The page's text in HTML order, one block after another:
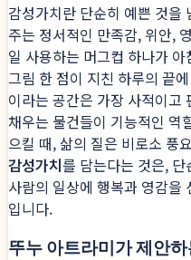
감성가치란 단순히 예쁜 것을
주는 정서적인 만족감, 위안,
일 사용하는 머그컵 하나가
그림 한 점이 지친 하루의 끝
이라는 공간은 가장 사적이고
채우는 물건들이 기능적인 역
으킬 때, 삶의 질은 비로소 풍
감성가치를 담는다는 것은,
사람의 일상에 행복과 영감을
입니다.
뚜누 아트라미가 제안